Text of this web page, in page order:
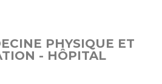
PHYSIQUE ET
- HÔPITAL